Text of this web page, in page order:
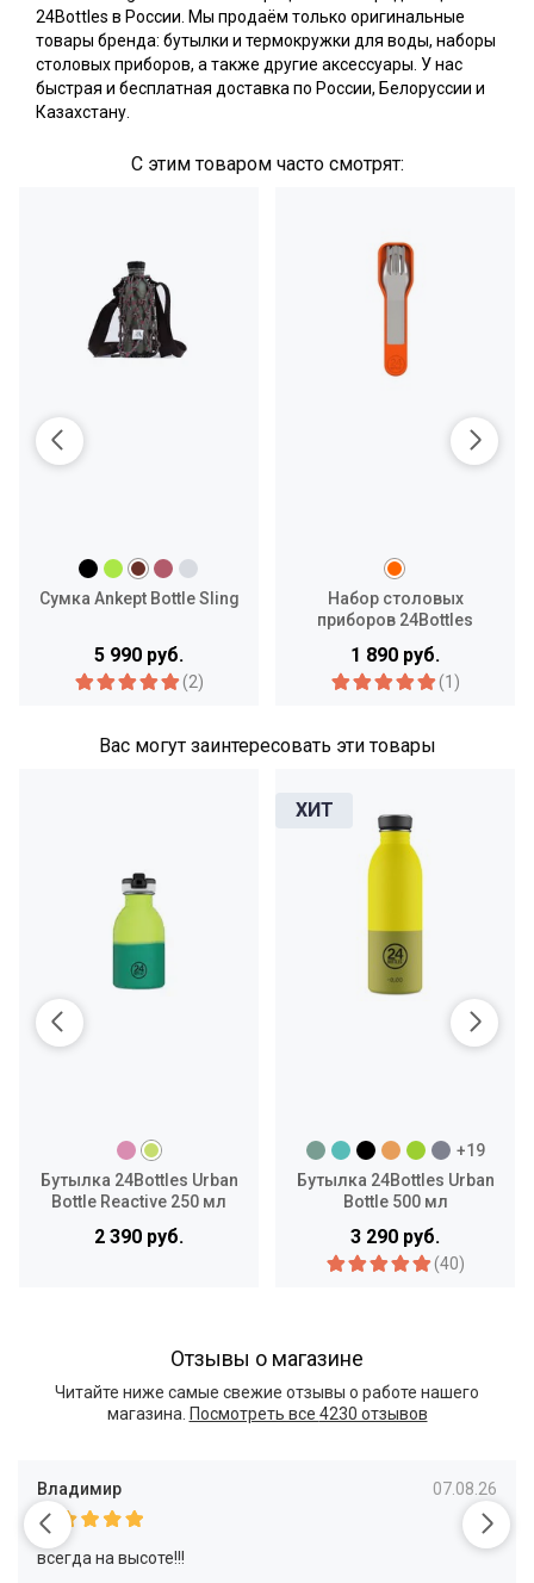
24Bottles в России. Мы продаём только оригинальные
товары бренда: бутылки и термокружки для воды, наборы
столовых приборов, а также другие аксессуары. У нас
быстрая и бесплатная доставка по России, Белоруссии и
Казахстану.
С этим товаром часто смотрят:
Сумка Ankept Bottle Sling
5 990 руб.
(2)
Набор столовых
приборов 24Bottles
Cutlery Set
1 890 руб.
(1)
Вас могут заинтересовать эти товары
Бутылка 24Bottles Urban
Bottle Reactive 250 мл
2 390 руб.
+19
Бутылка 24Bottles Urban
Bottle 500 мл
3 290 руб.
(40)
Отзывы о магазине
Читайте ниже самые свежие отзывы о работе нашего
магазина. Посмотреть все 4230 отзывов
Владимир 07.08.26
всегда на высоте!!!